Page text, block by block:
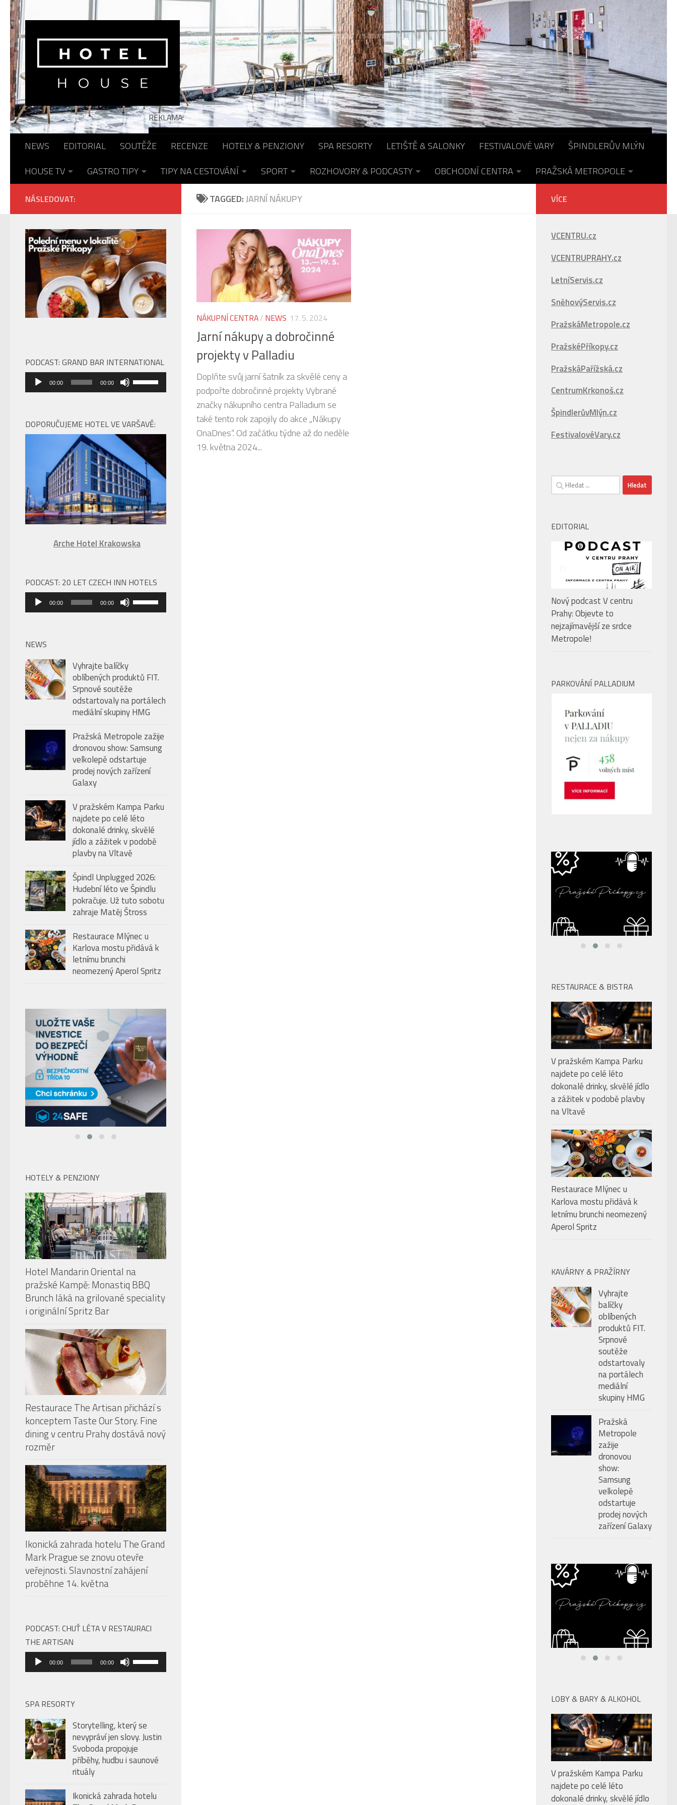
Skip to content
Portál o hotelech, pensionech, spa resortech a restauracích...
REKLAMA:
NEWS EDITORIAL SOUTĚŽE RECENZE HOTELY & PENZIONY SPA RESORTY LETIŠTĚ & SALONKY FESTIVALOVÉ VARY
ŠPINDLERŮV MLÝN
HOUSE TV
GASTRO TIPY TIPY NA CESTOVÁNÍ SPORT ROZHOVORY & PODCASTY OBCHODNÍ CENTRA PRAŽSKÁ METROPOLE
TAGGED:JARNÍ NÁKUPY
NÁKUPNÍ CENTRA/ NEWS 17. 5. 2024
Jarní nákupy a dobročinné
projekty v Palladiu
Doplňte svůj jarní šatník za skvělé ceny a
podpořte dobročinné projekty Vybrané
značky nákupního centra Palladium se
také tento rok zapojily do akce „Nákupy
OnaDnes“. Od začátku týdne až do neděle
19. května 2024...
NÁSLEDOVAT:
PODCAST: GRAND BAR INTERNATIONAL
Audio
přehrávač
00:00 00:00
Použitím
šipek
zvýšíte
nebo
snížíte
úroveň
hlasitosti.
DOPORUČUJEME HOTEL VE VARŠAVĚ:
Arche Hotel Krakowska
PODCAST: 20 LET CZECH INN HOTELS
Audio
přehrávač
00:00 00:00
Použitím
šipek
úroveň
NEWS
Vyhrajte balíčky
oblíbených produktů FIT.
Srpnové soutěže
odstartovaly na portálech
mediální skupiny HMG
Pražská Metropole zažije
dronovou show: Samsung
velkolepě odstartuje
prodej nových zařízení
Galaxy
V pražském Kampa Parku
najdete po celé léto
dokonalé drinky, skvělé
jídlo a zážitek v podobě
plavby na Vltavě
Špindl Unplugged 2026:
Hudební léto ve Špindlu
pokračuje. Už tuto sobotu
zahraje Matěj Štross
Restaurace Mlýnec u
Karlova mostu přidává k
letnímu brunchi
neomezený Aperol Spritz
HOTELY & PENZIONY
Hotel Mandarin Oriental na
pražské Kampě: Monastiq BBQ
Brunch láká na grilované speciality
i originální Spritz Bar
Restaurace The Artisan přichází s
konceptem Taste Our Story. Fine
dining v centru Prahy dostává nový
rozměr
Ikonická zahrada hotelu The Grand
Mark Prague se znovu otevře
veřejnosti. Slavnostní zahájení
proběhne 14. května
PODCAST: CHUŤ LÉTA V RESTAURACI
THE ARTISAN
Audio
přehrávač
00:00 00:00
Použitím
šipek
snížíte
úroveň
hlasitosti.
SPA RESORTY
Storytelling, který se
nevypráví jen slovy. Justin
Svoboda propojuje
příběhy, hudbu i saunové
rituály
Ikonická zahrada hotelu
VÍCE
VCENTRU.cz
VCENTRUPRAHY.cz
LetníServis.cz
SněhovýServis.cz
PražskáMetropole.cz
PražskéPříkopy.cz
PražskáPařížská.cz
CentrumKrkonoš.cz
ŠpindlerůvMlýn.cz
FestivalovéVary.cz
Vyhledávání
EDITORIAL
Nový podcast V centru
Prahy: Objevte to
nejzajímavější ze srdce
Metropole!
PARKOVÁNÍ PALLADIUM
RESTAURACE & BISTRA
V pražském Kampa Parku
najdete po celé léto
dokonalé drinky, skvělé jídlo
a zážitek v podobě plavby
na Vltavě
Restaurace Mlýnec u
Karlova mostu přidává k
letnímu brunchi neomezený
Aperol Spritz
KAVÁRNY & PRAŽÍRNY
Vyhrajte
balíčky
oblíbených
produktů FIT.
Srpnové
soutěže
odstartovaly
na portálech
mediální
skupiny HMG
Pražská
Metropole
zažije
dronovou
show:
Samsung
velkolepě
odstartuje
prodej nových
zařízení Galaxy
LOBY & BARY & ALKOHOL
V pražském Kampa Parku